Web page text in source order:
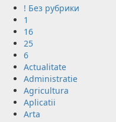
! Без рубрики
1
16
25
6
Actualitate
Administratie
Agricultura
Aplicatii
Arta